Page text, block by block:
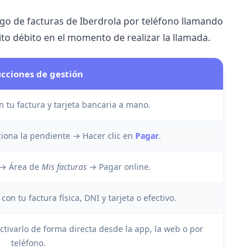
defacturas de Iberdrola por teléfono llamando
débito en el momento de realizar la llamada.
de gestión
tu factura y tarjeta bancaria a mano.
la pendiente → Hacer clic en Pagar.
→ Área deMis facturas → Pagar online.
tu factura física, DNI y tarjeta o efectivo.
de forma directa desde la app, la web o por
teléfono.